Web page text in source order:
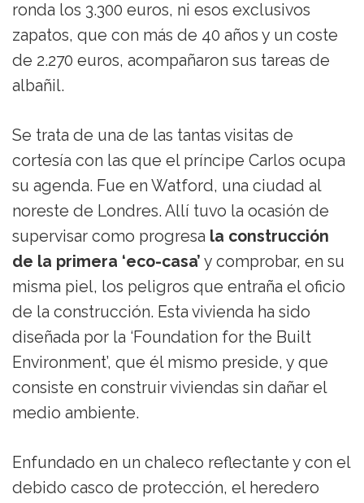
ronda los 3.300 euros, ni esos exclusivos
zapatos, que con más de 40 años y un coste
de 2.270 euros, acompañaron sus tareas de
albañil.
Se trata de una de las tantas visitas de
cortesía con las que el príncipe Carlos ocupa
su agenda. Fue en Watford, una ciudad al
noreste de Londres. Allí tuvo la ocasión de
supervisar como progresa la construcción
de la primera ‘eco-casa’ y comprobar, en su
misma piel, los peligros que entraña el oficio
de la construcción. Esta vivienda ha sido
diseñada por la ‘Foundation for the Built
Environment’, que él mismo preside, y que
consiste en construir viviendas sin dañar el
medio ambiente.
Enfundado en un chaleco reflectante y con el
debido casco de protección, el heredero